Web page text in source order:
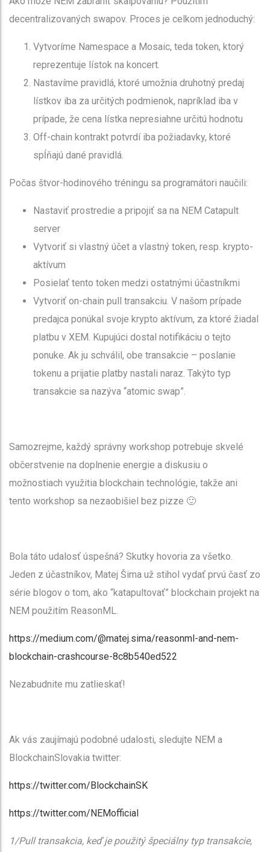
decentralizovaných swapov. Proces je celkom jednoduchý:
Vytvoríme Namespace a Mosaic, teda token, ktorý
reprezentuje lístok na koncert.
Nastavíme pravidlá, ktoré umožnia druhotný predaj
lístkov iba za určitých podmienok, napríklad iba v
prípade, že cena lístka nepresiahne určitú hodnotu
Off-chain kontrakt potvrdí iba požiadavky, ktoré
spĺňajú dané pravidlá.
Počas štvor-hodinového tréningu sa programátori naučili:
Nastaviť prostredie a pripojiť sa na NEM Catapult
server
Vytvoriť si vlastný účet a vlastný token, resp. krypto-
aktívum
Posielať tento token medzi ostatnými účastníkmi
Vytvoriť on-chain pull transakciu . V našom prípade
predajca ponúkal svoje krypto aktívum, za ktoré žiadal
platbu v XEM. Kupujúci dostal notifikáciu o tejto
ponuke. Ak ju schválil, obe transakcie – poslanie
tokenu a prijatie platby nastali naraz. Takýto typ
transakcie sa nazýva “atomic swap”.
Samozrejme, každý správny workshop potrebuje skvelé
občerstvenie na doplnenie energie a diskusiu o
možnostiach využitia blockchain technológie, takže ani
tento workshop sa nezaobišiel bez pizze 🙂
Bola táto udalosť úspešná? Skutky hovoria za všetko.
Jeden z účastníkov, Matej Šima už stihol vydať prvú časť zo
série blogov o tom, ako “katapultovať” blockchain projekt na
NEM použitím ReasonML.
https://medium.com/@matej.sima/reasonml-and-nem-
blockchain-crashcourse-8c8b540ed522
Nezabudnite mu zatlieskať!
Ak vás zaujímajú podobné udalosti, sledujte NEM a
BlockchainSlovakia twitter:
https://twitter.com/BlockchainSK
https://twitter.com/NEMofficial
1/Pull transakcia, keď je použitý špeciálny typ transakcie,